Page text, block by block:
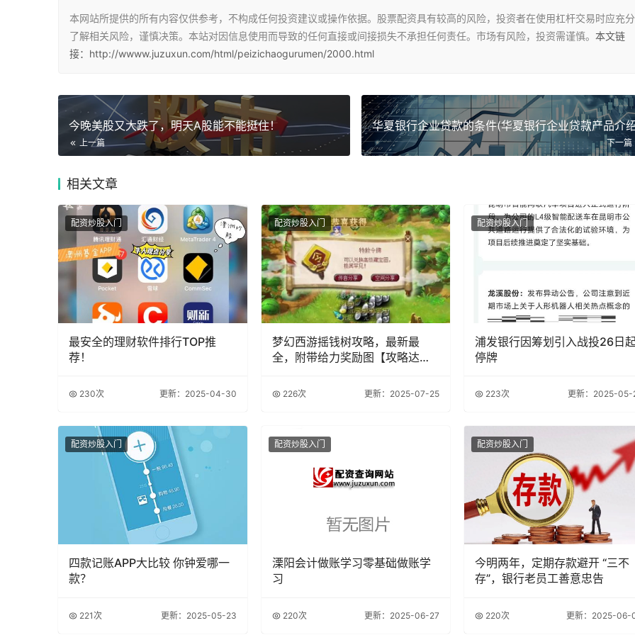
本网站所提供的所有内容仅供参考，不构成任何投资建议或操作依据。股票配资具有较高的风险，投资者在使用杠杆交易时应充分
了解相关风险，谨慎决策。本站对因信息使用而导致的任何直接或间接损失不承担任何责任。市场有风险，投资需谨慎。 本文链
接：http://wwww.juzuxun.com/html/peizichaogurumen/2000.html
今晚美股又大跌了，明天A股能不能挺住！
上一篇
华夏银行企业贷款的条件(华夏银行企业贷款产品介
下一篇
相关文章
配资炒股入门
最安全的理财软件排行TOP推
荐！
230次 更新：2025-04-30
配资炒股入门
梦幻西游摇钱树攻略，最新最
全，附带给力奖励图【攻略达
226次 更新：2025-07-25
配资炒股入门
浦发银行因筹划引入战投26日
停牌
223次 更新：2025-05-
配资炒股入门
四款记账APP大比较 你钟爱哪一
款？
221次 更新：2025-05-23
配资炒股入门
溧阳会计做账学习零基础做账学
习
220次 更新：2025-06-27
配资炒股入门
今明两年，定期存款避开 “三不
存”，银行老员工善意忠告
220次 更新：2025-06-